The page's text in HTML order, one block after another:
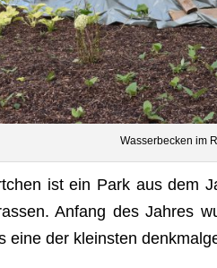
Was­ser­be­cken im
ist ein Park aus dem
Anfang des Jah­res
eine der kleins­ten